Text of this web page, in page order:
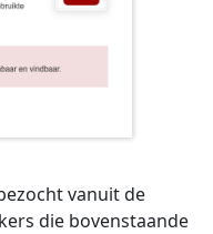
vanuit de
die bovenstaande